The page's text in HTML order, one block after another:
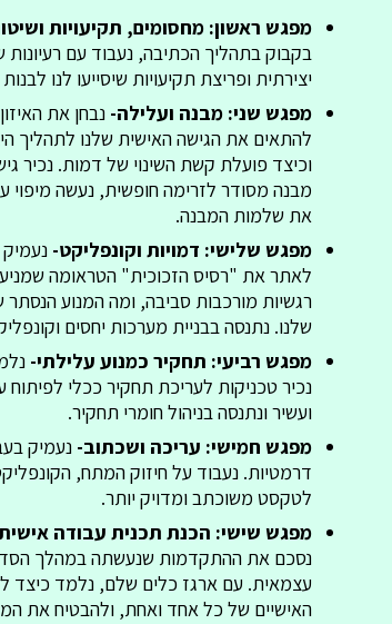
מפגש ראשון: מחסומים, תקיעויות
בקבוק בתהליך הכתיבה, נעבוד עם רעיונות
יצירתית ופריצת תקיעויות שיסייעו לנו
מפגש שני: מבנה ועלילה- נבחן את
להתאים את הגישה האישית שלנו לתהליך
וכיצד פועלת קשת השינוי של דמות. נכיר
מבנה מסודר לזרימה חופשית, נעשה מיפוי
את שלמות המבנה.
מפגש שלישי: דמויות וקונפליקט-
לאתר את "רסיס הזכוכית" הטראומה
רגשיות מורכבות סביבה, ומה המנוע הנסתר
שלנו. נתנסה בבניית מערכות יחסים
מפגש רביעי: תחקיר כמנוע עלילתי-
נכיר טכניקות לעריכת תחקיר ככלי לפיתוח
ועשיר ונתנסה בניהול חומרי תחקיר.
מפגש חמישי: עריכה ושכתוב- נעמיק
דרמטיות. נעבוד על חיזוק המתח,
לטקסט משוכתב ומדויק יותר.
מפגש שישי: הכנת תכנית עבודה
נסכם את ההתקדמות שנעשתה במהלך
עצמאית. עם ארגז כלים שלם, נלמד כיצד
האישיים של כל אחד ואחת, ולהבטיח את